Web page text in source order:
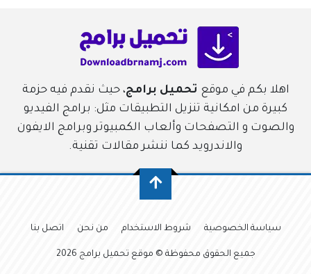
اهلا بكم في موقع تحميل برامج، حيث نقدم فيه حزمة
كبيرة من امكانية تنزيل التطبيقات مثل: برامج الفيديو
والصوت و التصفحات وألعاب الكمبيوتر وبرامج الايفون
والاندرويد كما ننشر مقالات تقنية.
سياسة الخصوصية شروط الاستخدام من نحن اتصل بنا
جميع الحقوق محفوظة © موقع تحميل برامج 2026